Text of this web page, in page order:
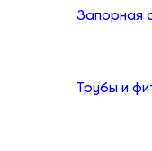
Запорная
Трубы и